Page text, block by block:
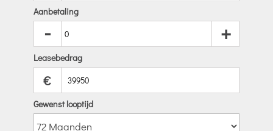
Aanbetaling
- +
Leasebedrag
€
Gewenst looptijd